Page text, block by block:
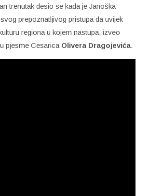
trenutak desio se kada je Janoška
prepoznatljivog pristupa da uvijek
regiona u kojem nastupa, izveo
pjesme Cesarica Olivera Dragojevića.